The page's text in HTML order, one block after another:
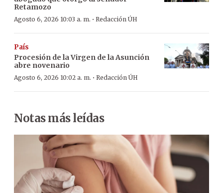
Retamozo
Agosto 6, 2026 10:03 a. m. · Redacción ÚH
País
Procesión de la Virgen de la Asunción
abre novenario
Agosto 6, 2026 10:02 a. m. · Redacción ÚH
Notas más leídas